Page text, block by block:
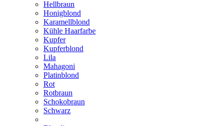
Hellbraun
Honigblond
Karamellblond
Kühle Haarfarbe
Kupfer
Kupferblond
Lila
Mahagoni
Platinblond
Rot
Rotbraun
Schokobraun
Schwarz